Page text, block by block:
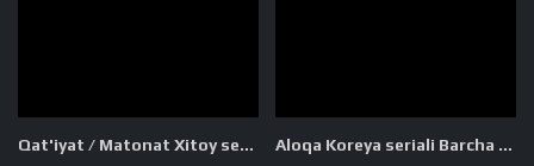
Qat'iyat / Matonat Xitoy seriali Barcha qismlar Uzbek tilida O'zbekcha 2022 tarjima serial Full HD tas-ix skachat Aloqa Koreya seriali Barcha qismlar Uzbek tilida O'zbekcha 2024 tarjima kino Full HD tas-ix skachat